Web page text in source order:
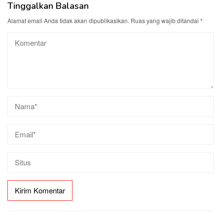
Tinggalkan Balasan
Alamat email Anda tidak akan dipublikasikan. Ruas yang wajib ditandai *